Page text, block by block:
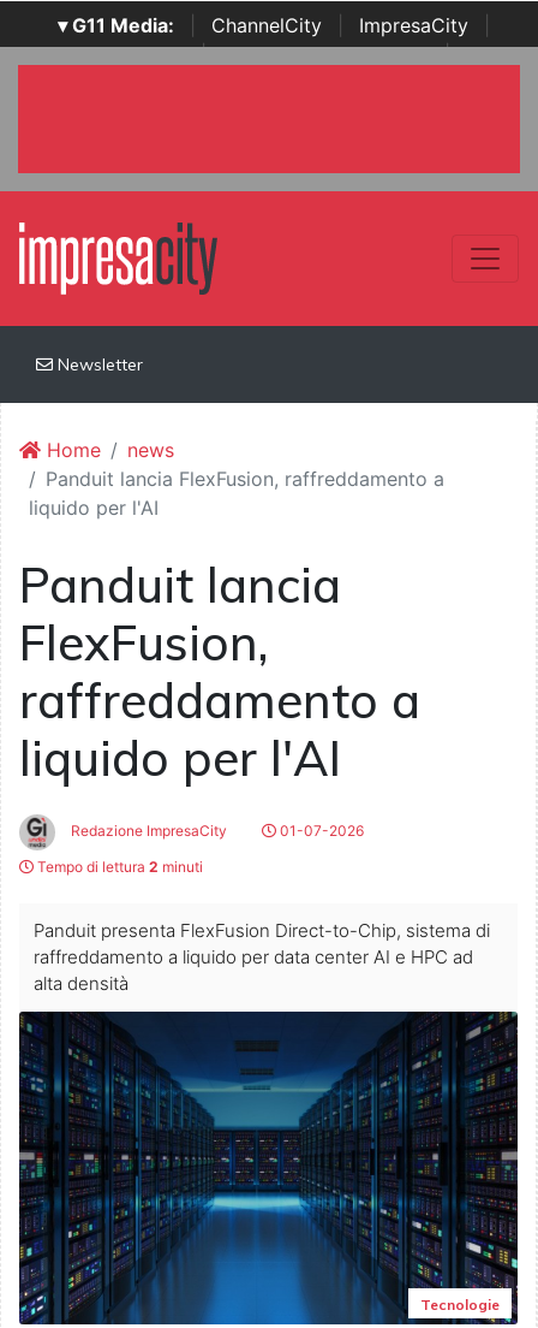
▾ G11 Media: ChannelCity ImpresaCity
SecurityOpenLab | Italian Channel Awards | Italian
Newsletter
Home
news
Panduit lancia FlexFusion, raffreddamento a
liquido per l'AI
Panduit lancia
FlexFusion,
raffreddamento a
liquido per l'AI
Redazione ImpresaCity
01-07-2026
Tempo di lettura 2 minuti
Panduit presenta FlexFusion Direct-to-Chip, sistema di
raffreddamento a liquido per data center AI e HPC ad
alta densità
Tecnologie